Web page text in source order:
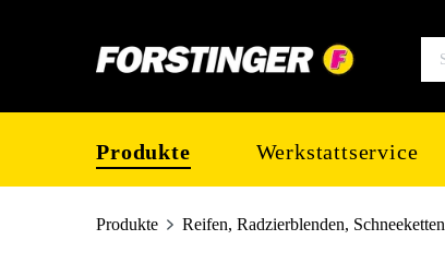
Produkte Werkstattservice
Produkte Reifen, Radzierblenden, Schneeketten